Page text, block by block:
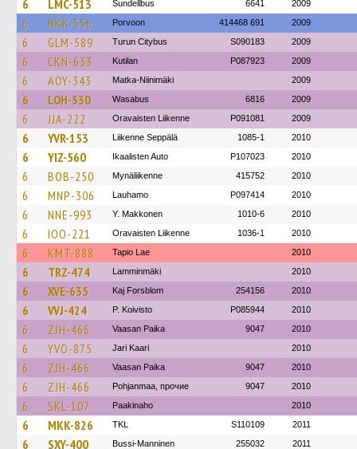
6 LMC-513 Sundellbus 6641 2009
6 NKK-556 Porvoon 414468 691 2009
6 GLM-589 Turun Citybus S090183 2009
6 CKN-633 Kutilan P087923 2009
6 AOY-343 Matka-Niinimäki 2009
6 LOH-330 Wasabus 6816 2009
6 JJA-222 Oravaisten Liikenne P091081 2009
6 YVR-153 Liikenne Seppälä 1085-1 2010
6 YIZ-560 Ikaalisten Auto P107023 2010
6 BOB-250 Mynäliikenne 415752 2010
6 MNP-306 Lauhamo P097414 2010
6 NNE-993 Y. Makkonen 1010-6 2010
6 IOO-221 Oravaisten Liikenne 1036-1 2010
6 KMT-888 Tapio Lae 2010
6 TRZ-474 Lamminmäki 2010
6 XVE-635 Kaj Forsblom 254156 2010
6 VVJ-424 P. Koivisto P085944 2010
6 ZJH-466 Vaasan Paika 9047 2010
6 YVO-875 Jari Kaari 2010
6 ZJH-466 Vaasan Paika 9047 2010
6 ZJH-466 Pohjanmaa, прочие 9047 2010
6 SKL-107 Paakinaho 2010
6 MKK-826 TKL S110109 2011
6 SXY-400 Bussi-Manninen 255032 2011